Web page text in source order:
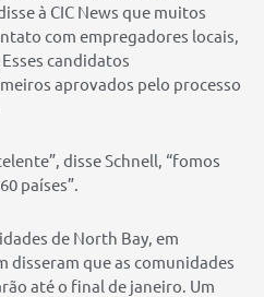
à CIC News que muitos
com empregadores locais,
candidatos
aprovados pelo processo
disse Schnell, “fomos
países”.
de North Bay, em
disseram que as comunidades
até o final de janeiro. Um